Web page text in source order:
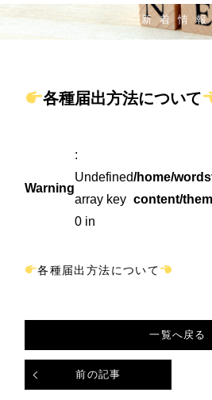
新着情報
各種届出方法について
Warning
:
Undefined
array key
0 in
/home/
content/
各種届出方法について
前の記事
一覧へ戻る